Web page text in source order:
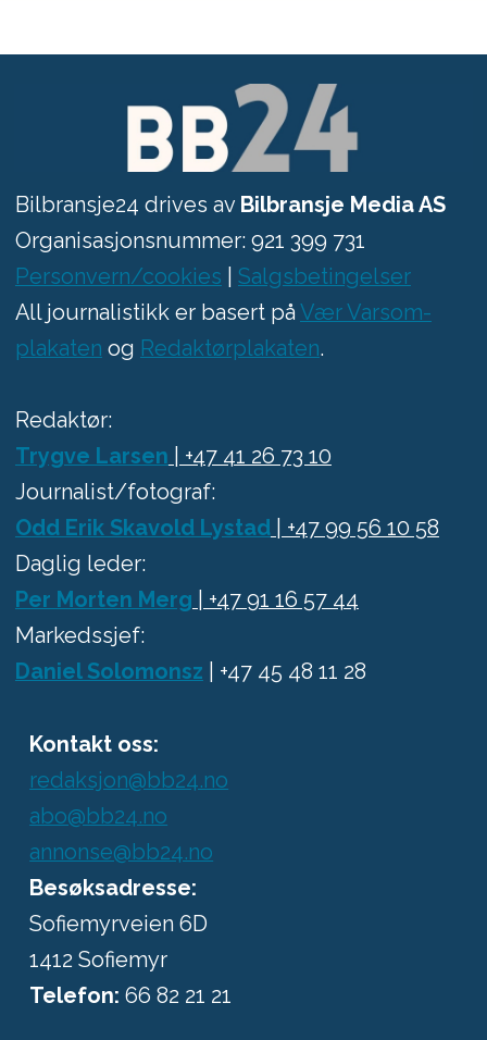
Bilbransje24 drives av Bilbransje Media AS
Organisasjonsnummer: 921 399 731
Personvern/cookies
Salgsbetingelser
All journalistikk er basert på Vær Varsom-
plakaten og Redaktørplakaten.
Redaktør:
Trygve Larsen | +47 41 26 73 10
Journalist/fotograf:
Odd Erik Skavold Lystad| +47 99 56 10 58
Daglig leder:
Per Morten Merg | +47 91 16 57 44
Markedssjef:
Daniel Solomonsz | +47 45 48 11 28
Kontakt oss:
redaksjon@bb24.no
abo@bb24.no
annonse@bb24.no
Besøksadresse:
Sofiemyrveien 6D
1412 Sofiemyr
Telefon:66 82 21 21